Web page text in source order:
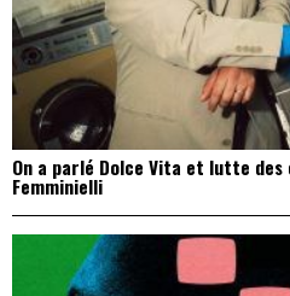
On a parlé Dolce Vita et lutte des
Femminielli